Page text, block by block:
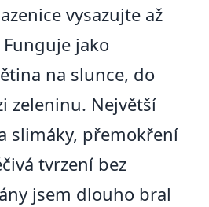
vysazujte až
jako
na slunce, do
zeleninu. Největší
slimáky, přemokření
tvrzení bez
jsem dlouho bral